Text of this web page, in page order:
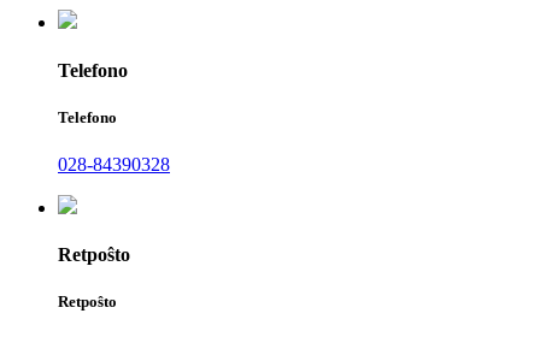
Telefono
Telefono
028-84390328
Retpoŝto
Retpoŝto